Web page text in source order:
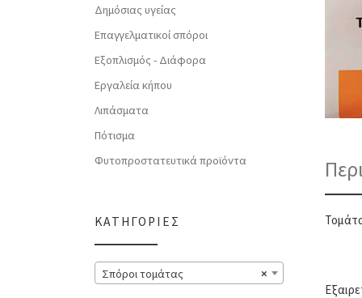
Δημόσιας υγείας
Επαγγελματικοί σπόροι
Εξοπλισμός - Διάφορα
Εργαλεία κήπου
Λιπάσματα
Πότισμα
Φυτοπροστατευτικά προϊόντα
ΚΑΤΗΓΟΡΊΕΣ
×
Σπόροι τομάτας